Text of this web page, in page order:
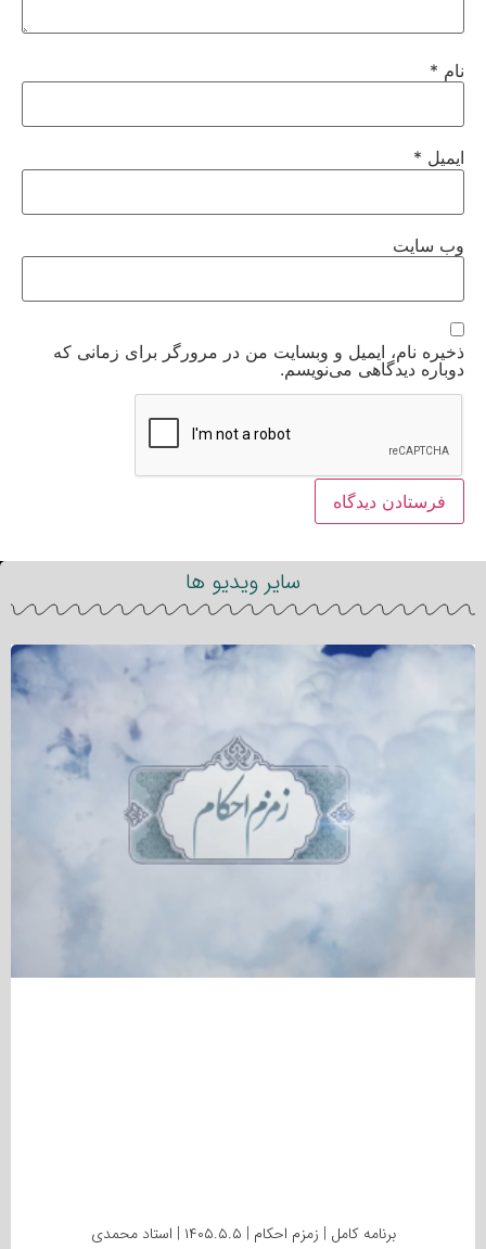
نام *
ایمیل *
وب‌ سایت
ذخیره نام، ایمیل و وبسایت من در مرورگر برای زمانی که
دوباره دیدگاهی می‌نویسم.
سایر ویدیو ها
برنامه کامل | زمزم احکام | ۱۴۰۵.۵.۵ | استاد محمدی